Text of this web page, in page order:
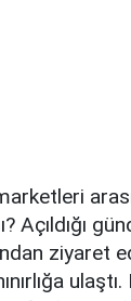
Açıldığı
ziyaret